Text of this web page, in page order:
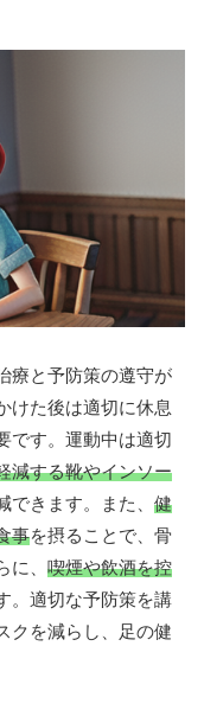
療と予防策の遵守が
けた後は適切に休息
です。運動中は適切
減する靴やインソー
きます。また、 健
事を摂ることで、骨
、 喫煙や飲酒を控
。適切な予防策を講
クを減らし、足の健